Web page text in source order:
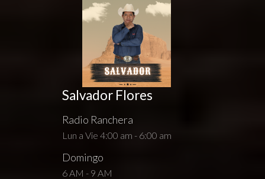
Salvador Flores
Radio Ranchera
Lun a Vie 4:00 am - 6:00 am
Domingo
6 AM - 9 AM